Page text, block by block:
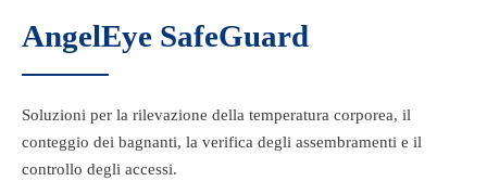
Il massimo della sicurezza
per piscine pubbliche.
Scopri di più
AngelEye SafeGuard
Soluzioni per la rilevazione della temperatura corporea, il
conteggio dei bagnanti, la verifica degli assembramenti e il
controllo degli accessi.